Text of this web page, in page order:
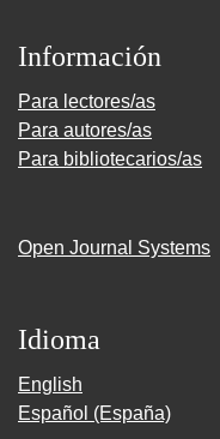
Información
Para lectores/as
Para autores/as
Para bibliotecarios/as
Open Journal Systems
Idioma
English
Español (España)